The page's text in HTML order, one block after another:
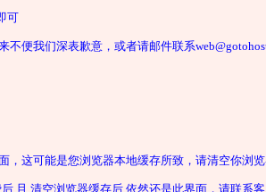
可
便我们深表歉意，或者请邮件联系
，这可能是您浏览器本地缓存所致，请清空你浏
且 清空浏览器缓存后 依然还是此界面，请联系